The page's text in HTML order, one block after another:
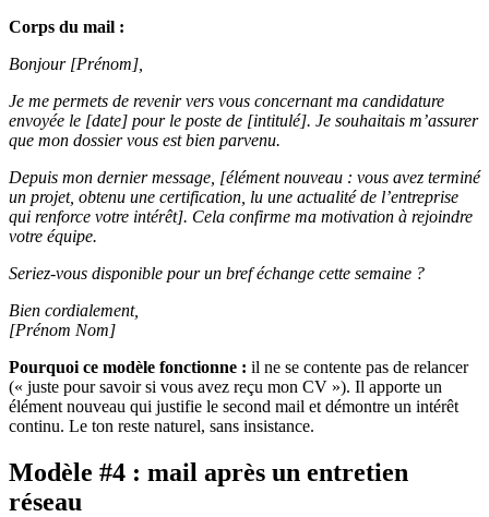
Corps du mail :
Bonjour [Prénom],
Je me permets de revenir vers vous concernant ma candidature
envoyée le [date] pour le poste de [intitulé]. Je souhaitais m’assurer
que mon dossier vous est bien parvenu.
Depuis mon dernier message, [élément nouveau : vous avez terminé
un projet, obtenu une certification, lu une actualité de l’entreprise
qui renforce votre intérêt]. Cela confirme ma motivation à rejoindre
votre équipe.
Seriez-vous disponible pour un bref échange cette semaine ?
Bien cordialement,
[Prénom Nom]
Pourquoi ce modèle fonctionne : il ne se contente pas de relancer
(« juste pour savoir si vous avez reçu mon CV »). Il apporte un
élément nouveau qui justifie le second mail et démontre un intérêt
continu. Le ton reste naturel, sans insistance.
Modèle #4 : mail après un entretien
réseau